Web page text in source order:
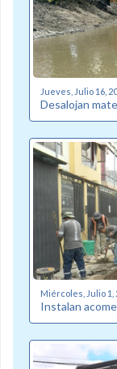
Jueves, Julio 16,
Desalojan
Miércoles, Julio 1,
Instalan